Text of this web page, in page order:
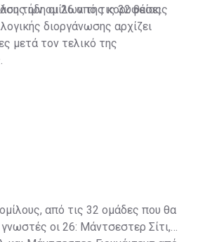
ήδη οι 26 από τις 32 θέσεις
των ομίλων της κορυφαίας
διοργάνωσης αρχίζει
μετά τον τελικό της
από τις 32 ομάδες που θα
οι 26: Μάντσεστερ Σίτι,